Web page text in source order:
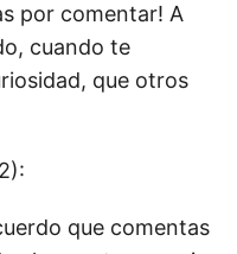
por comentar! A
cuando te
que otros
que comentas